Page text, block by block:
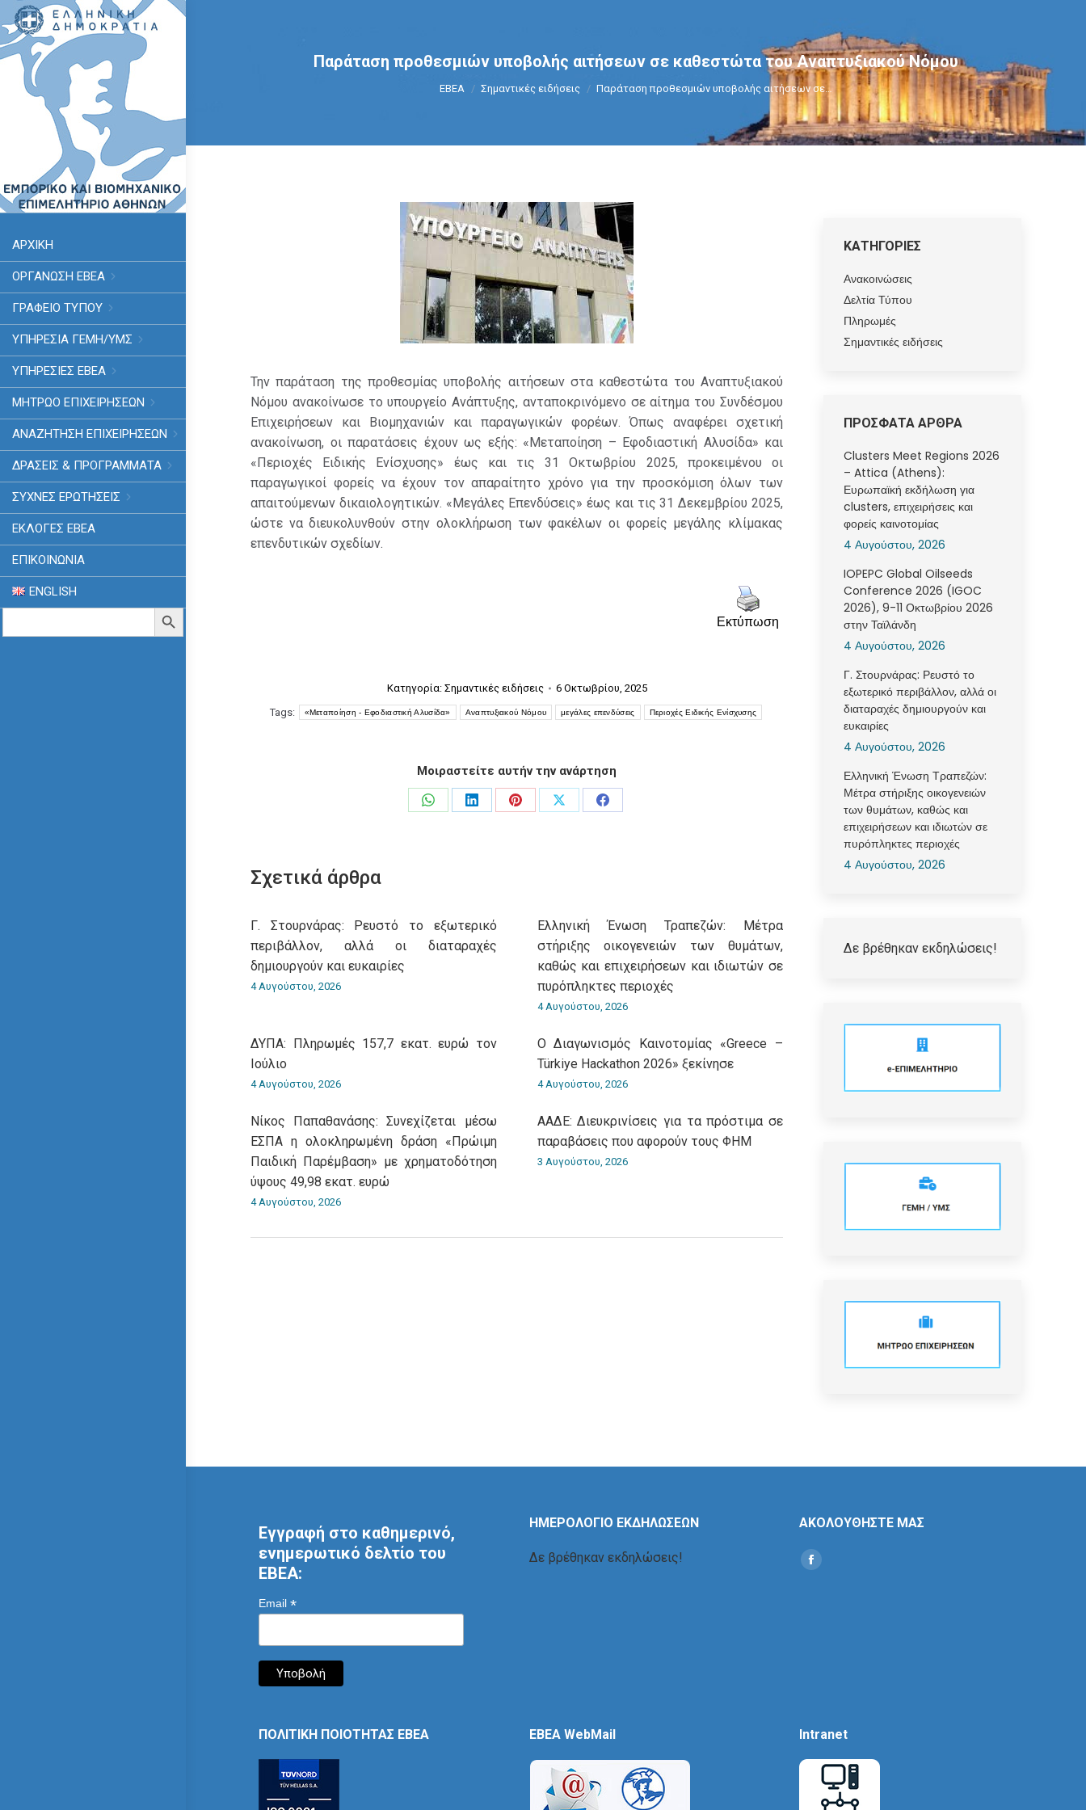
ΑΡΧΙΚΗ
ΟΡΓΑΝΩΣΗ ΕΒΕΑ
ΓΡΑΦΕΙΟ ΤΥΠΟΥ
ΥΠΗΡΕΣΊΑ ΓΕΜΗ/ΥΜΣ
ΥΠΗΡΕΣΙΕΣ ΕΒΕΑ
ΜΗΤΡΩΟ ΕΠΙΧΕΙΡΗΣΕΩΝ
ΑΝΑΖΗΤΗΣΗ ΕΠΙΧΕΙΡΗΣΕΩΝ
ΔΡΑΣΕΙΣ & ΠΡΟΓΡΑΜΜΑΤΑ
ΣΥΧΝΕΣ ΕΡΩΤΗΣΕΙΣ
ΕΚΛΟΓΈΣ ΕΒΕΑ
ΕΠΙΚΟΙΝΩΝΙΑ
ENGLISH
Search
Search Button
Παράταση προθεσμιών υποβολής αιτήσεων σε καθεστώτα του Αναπτυξιακού Νόμου
You are here:
ΕΒΕΑ Σημαντικές ειδήσεις Παράταση προθεσμιών υποβολής αιτήσεων σε…
Την παράταση της προθεσμίας υποβολής αιτήσεων στα καθεστώτα του Αναπτυξιακού
Νόμου ανακοίνωσε το υπουργείο Ανάπτυξης, ανταποκρινόμενο σε αίτημα του Συνδέσμου
Επιχειρήσεων και Βιομηχανιών και παραγωγικών φορέων. Όπως αναφέρει σχετική
ανακοίνωση, οι παρατάσεις έχουν ως εξής: «Μεταποίηση – Εφοδιαστική Αλυσίδα» και
«Περιοχές Ειδικής Ενίσχυσης» έως και τις 31 Οκτωβρίου 2025, προκειμένου οι
παραγωγικοί φορείς να έχουν τον απαραίτητο χρόνο για την προσκόμιση όλων των
απαιτούμενων δικαιολογητικών. «Μεγάλες Επενδύσεις» έως και τις 31 Δεκεμβρίου 2025,
ώστε να διευκολυνθούν στην ολοκλήρωση των φακέλων οι φορείς μεγάλης κλίμακας
επενδυτικών σχεδίων.
Εκτύπωση
Κατηγορία: Σημαντικές ειδήσεις
6 Οκτωβρίου, 2025
Tags:
«Μεταποίηση - Εφοδιαστική Αλυσίδα» Αναπτυξιακού Νόμου μεγάλες επενδύσεις Περιοχές Ειδικής Ενίσχυσης
Μοιραστείτε αυτήν την ανάρτηση
Share
Share
Share
Share
Share
Σχετικά άρθρα
Γ. Στουρνάρας: Ρευστό το εξωτερικό
περιβάλλον, αλλά οι διαταραχές
δημιουργούν και ευκαιρίες
4 Αυγούστου, 2026
Ελληνική Ένωση Τραπεζών: Μέτρα
στήριξης οικογενειών των θυμάτων,
καθώς και επιχειρήσεων και ιδιωτών σε
πυρόπληκτες περιοχές
4 Αυγούστου, 2026
ΔΥΠΑ: Πληρωμές 157,7 εκατ. ευρώ τον
Ιούλιο
4 Αυγούστου, 2026
O Διαγωνισμός Καινοτομίας «Greece –
Türkiye Hackathon 2026» ξεκίνησε
4 Αυγούστου, 2026
Νίκος Παπαθανάσης: Συνεχίζεται μέσω
ΕΣΠΑ η ολοκληρωμένη δράση «Πρώιμη
Παιδική Παρέμβαση» με χρηματοδότηση
ύψους 49,98 εκατ. ευρώ
4 Αυγούστου, 2026
ΑΑΔΕ: Διευκρινίσεις για τα πρόστιμα σε
παραβάσεις που αφορούν τους ΦΗΜ
3 Αυγούστου, 2026
ΚΑΤΗΓΟΡΙΕΣ
Ανακοινώσεις
Δελτία Τύπου
Πληρωμές
Σημαντικές ειδήσεις
ΠΡΟΣΦΑΤΑ ΑΡΘΡΑ
Clusters Meet Regions 2026
– Attica (Athens):
Ευρωπαϊκή εκδήλωση για
clusters, επιχειρήσεις και
φορείς καινοτομίας
4 Αυγούστου, 2026
IOPEPC Global Oilseeds
Conference 2026 (IGOC
2026), 9-11 Οκτωβρίου 2026
στην Ταϊλάνδη
4 Αυγούστου, 2026
Γ. Στουρνάρας: Ρευστό το
εξωτερικό περιβάλλον, αλλά οι
διαταραχές δημιουργούν και
ευκαιρίες
4 Αυγούστου, 2026
Ελληνική Ένωση Τραπεζών:
Μέτρα στήριξης οικογενειών
των θυμάτων, καθώς και
επιχειρήσεων και ιδιωτών σε
πυρόπληκτες περιοχές
4 Αυγούστου, 2026
Δε βρέθηκαν εκδηλώσεις!
Εγγραφή στο καθημερινό,
ενημερωτικό δελτίο του
ΕΒΕΑ:
Email *
ΗΜΕΡΟΛΟΓΙΟ ΕΚΔΗΛΩΣΕΩΝ
Δε βρέθηκαν εκδηλώσεις!
ΑΚΟΛΟΥΘΗΣΤΕ ΜΑΣ
Find us on:
Social
ΠΟΛΙΤΙΚΗ ΠΟΙΟΤΗΤΑΣ ΕΒΕΑ EBEA WebMail Intranet